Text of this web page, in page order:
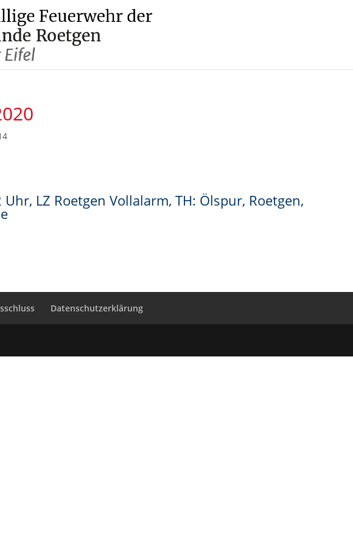
LZ Roetgen Vollalarm, TH: Ölspur, Roetgen,
Datenschutzerklärung